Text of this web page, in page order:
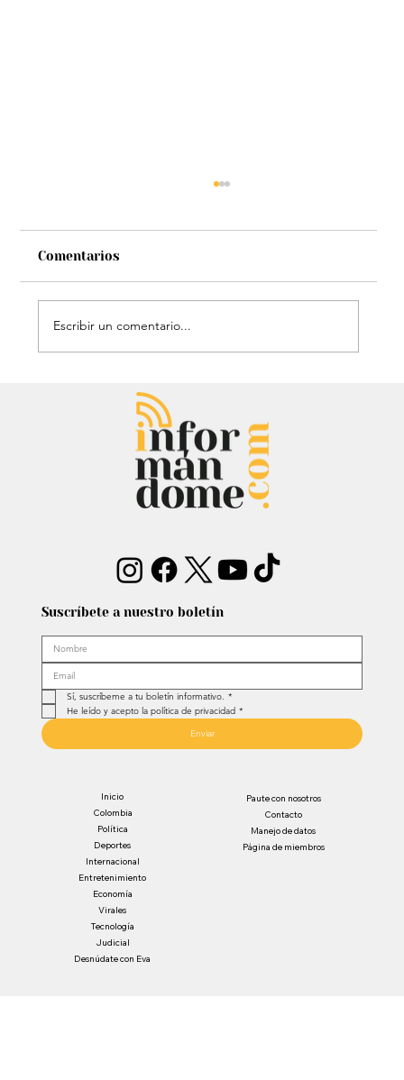
Estatua de John Lennon, que era de
Carlos Lehder, regresó al Quindío y
reabrió debate sobre memoria y
narcotráfico
Comentarios
Escribir un comentario...
Suscríbete a nuestro boletín
Sí, suscríbeme a tu boletín informativo. *
He leído y acepto la política de privacidad *
Enviar
Inicio
Colombia
Política
Deportes
Internacional
Entretenimiento
Economía
Virales
Tecnología
Judicial
Desnúdate con Eva
Paute con nosotros
Contacto
Manejo de datos
Página de miembros